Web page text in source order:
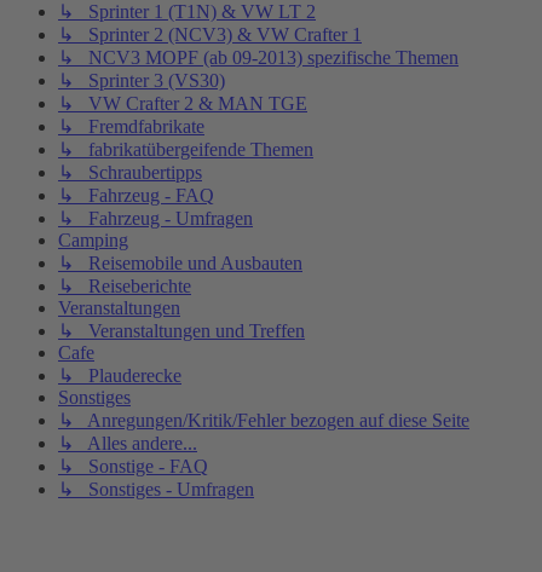
↳ Sprinter 1 (T1N) & VW LT 2
↳ Sprinter 2 (NCV3) & VW Crafter 1
↳ NCV3 MOPF (ab 09-2013) spezifische Themen
↳ Sprinter 3 (VS30)
↳ VW Crafter 2 & MAN TGE
↳ Fremdfabrikate
↳ fabrikatübergeifende Themen
↳ Schraubertipps
↳ Fahrzeug - FAQ
↳ Fahrzeug - Umfragen
Camping
↳ Reisemobile und Ausbauten
↳ Reiseberichte
Veranstaltungen
↳ Veranstaltungen und Treffen
Cafe
↳ Plauderecke
Sonstiges
↳ Anregungen/Kritik/Fehler bezogen auf diese Seite
↳ Alles andere...
↳ Sonstige - FAQ
↳ Sonstiges - Umfragen